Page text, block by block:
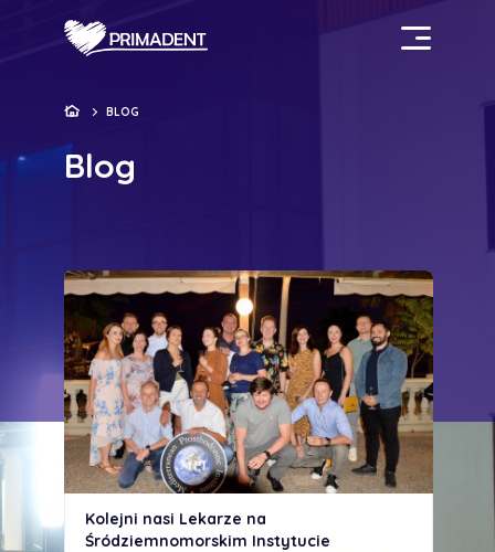
BLOG
Blog
Kolejni nasi Lekarze na
Śródziemnomorskim Instytucie